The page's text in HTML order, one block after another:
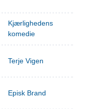
Kjærlighedens
komedie
Terje Vigen
Episk Brand